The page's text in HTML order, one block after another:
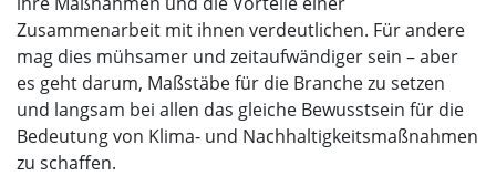
Zusammenarbeit mit ihnen verdeutlichen. Für andere
mag dies mühsamer und zeitaufwändiger sein – aber
es geht darum, Maßstäbe für die Branche zu setzen
und langsam bei allen das gleiche Bewusstsein für die
Bedeutung von Klima- und Nachhaltigkeitsmaßnahmen
zu schaffen.